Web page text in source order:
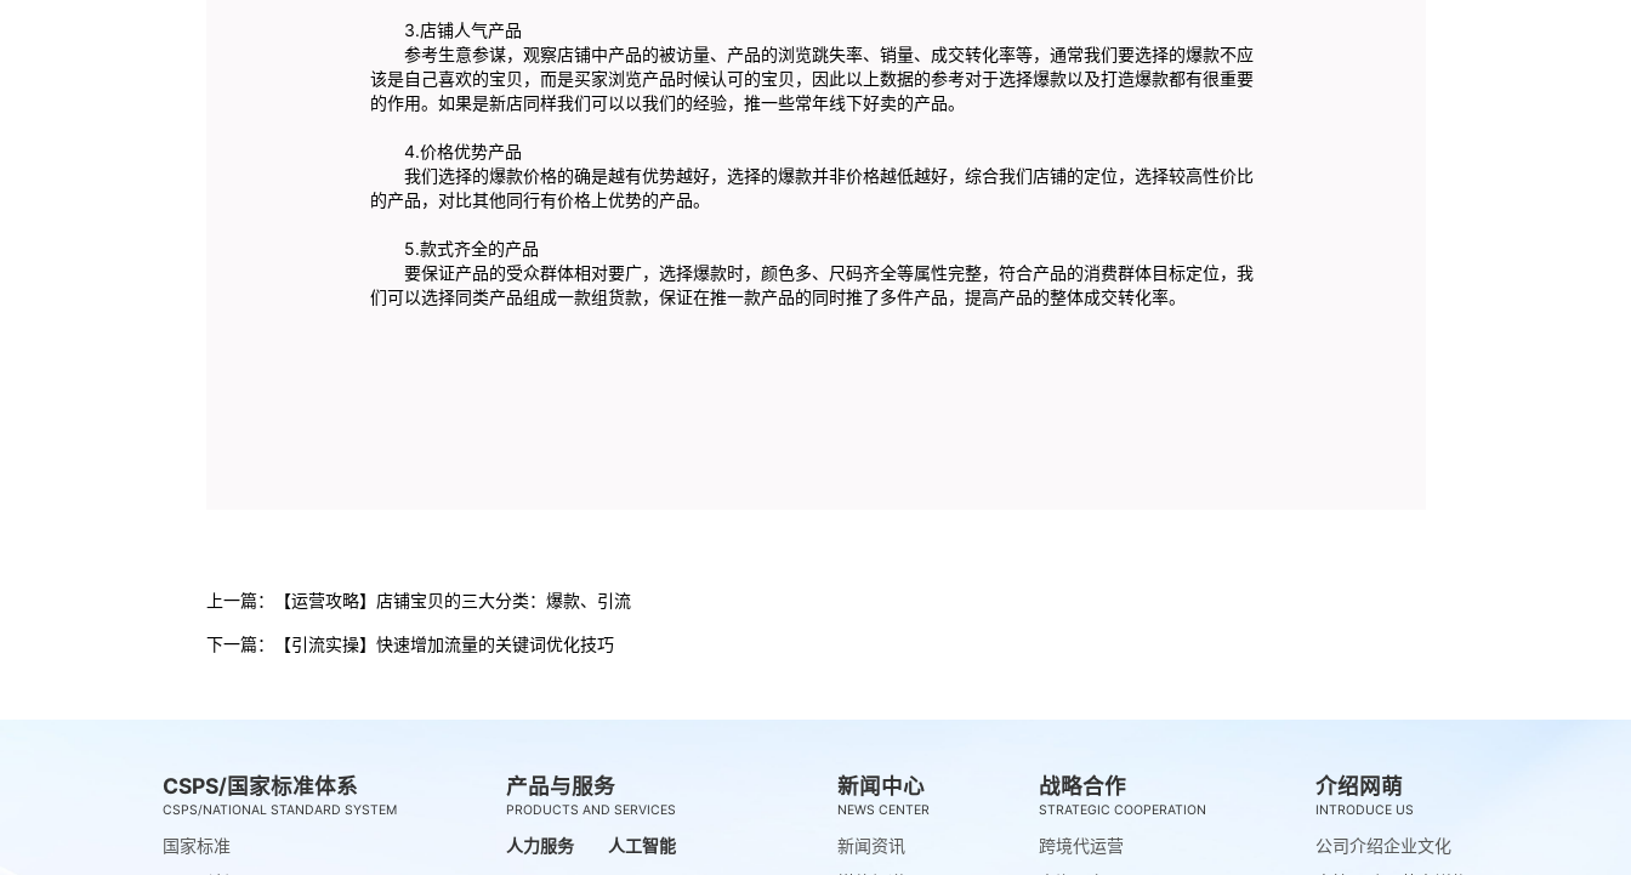
3.店铺人气产品
参考生意参谋，观察店铺中产品的被访量、产品的浏览跳失率、销量、成交转化率等，通常我们要选择的爆款不应
该是自己喜欢的宝贝，而是买家浏览产品时候认可的宝贝，因此以上数据的参考对于选择爆款以及打造爆款都有很重要
的作用。如果是新店同样我们可以以我们的经验，推一些常年线下好卖的产品。
4.价格优势产品
我们选择的爆款价格的确是越有优势越好，选择的爆款并非价格越低越好，综合我们店铺的定位，选择较高性价比
的产品，对比其他同行有价格上优势的产品。
5.款式齐全的产品
要保证产品的受众群体相对要广，选择爆款时，颜色多、尺码齐全等属性完整，符合产品的消费群体目标定位，我
们可以选择同类产品组成一款组货款，保证在推一款产品的同时推了多件产品，提高产品的整体成交转化率。
上一篇： 【运营攻略】店铺宝贝的三大分类：爆款、引流
下一篇： 【引流实操】快速增加流量的关键词优化技巧
CSPS/国家标准体系
CSPS/NATIONAL STANDARD SYSTEM
国家标准
产品与服务
PRODUCTS AND SERVICES
人力服务
人工智能
新闻中心
NEWS CENTER
新闻资讯
战略合作
STRATEGIC COOPERATION
跨境代运营
介绍网萌
INTRODUCE US
公司介绍企业文化